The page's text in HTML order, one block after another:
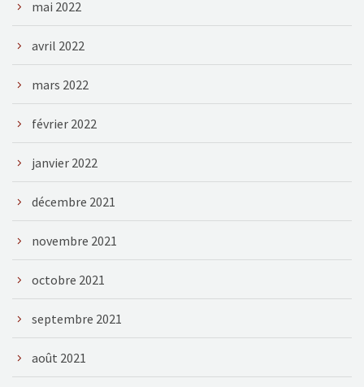
mai 2022
avril 2022
mars 2022
février 2022
janvier 2022
décembre 2021
novembre 2021
octobre 2021
septembre 2021
août 2021